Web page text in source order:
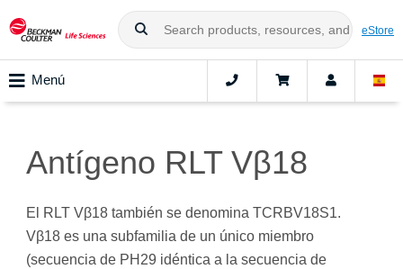
eStore
Menú
Antígeno RLT Vβ18
El RLT Vβ18 también se denomina TCRBV18S1.
Vβ18 es una subfamilia de un único miembro
(secuencia de PH29 idéntica a la secuencia de